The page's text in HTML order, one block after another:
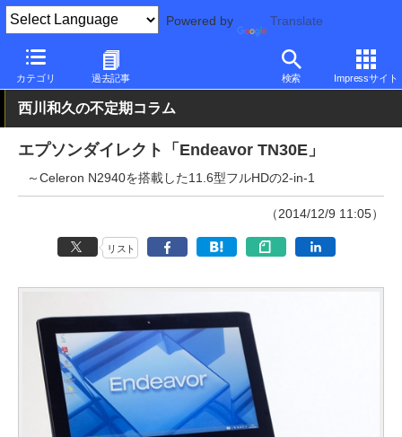
Powered by Translate
カテゴリ 過去記事 検索 Impressサイト
PC Watch パソコン/タブレット/スマートフォン エプソン
西川和久の不定期コラム
エプソンダイレクト「Endeavor TN30E」
～Celeron N2940を搭載した11.6型フルHDの2-in-1
（2014/12/9 11:05）
リスト